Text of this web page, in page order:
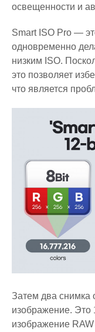
освещенности и
Smart ISO Pro —
одновременно
низким ISO.
это позволяет
что является
Затем два снимка
изображение. Это
изображение